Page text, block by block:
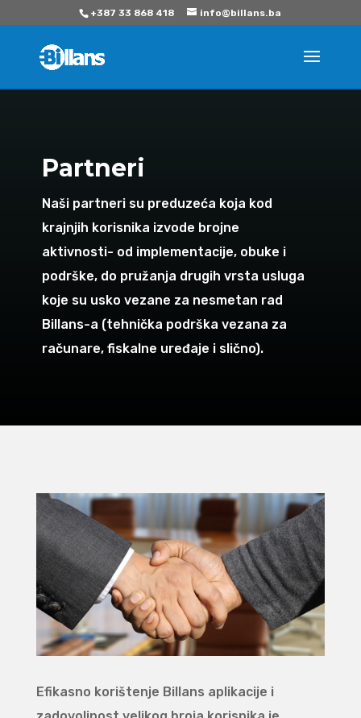
+387 33 868 418 info@billans.ba
Partneri
Naši partneri su preduzeća koja kod
krajnjih korisnika izvode brojne
aktivnosti- od implementacije, obuke i
podrške, do pružanja drugih vrsta usluga
koje su usko vezane za nesmetan rad
Billans-a (tehnička podrška vezana za
računare, fiskalne uređaje i slično).
Efikasno korištenje Billans aplikacije i